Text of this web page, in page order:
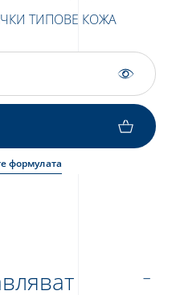
ТИПОВЕ КОЖА
формулата